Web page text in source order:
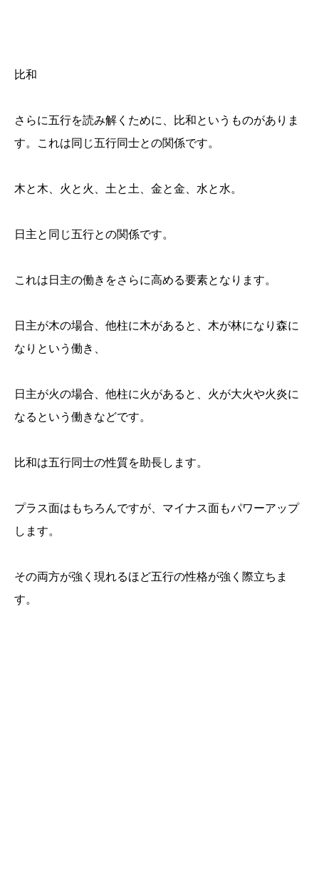
比和
さらに五行を読み解くために、比和というものがありま
す。これは同じ五行同士との関係です。
木と木、火と火、土と土、金と金、水と水。
日主と同じ五行との関係です。
これは日主の働きをさらに高める要素となります。
日主が木の場合、他柱に木があると、木が林になり森に
なりという働き、
日主が火の場合、他柱に火があると、火が大火や火炎に
なるという働きなどです。
比和は五行同士の性質を助長します。
プラス面はもちろんですが、マイナス面もパワーアップ
します。
その両方が強く現れるほど五行の性格が強く際立ちま
す。